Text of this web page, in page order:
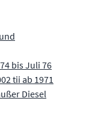
bis Juli 76
tii ab 1971
Diesel